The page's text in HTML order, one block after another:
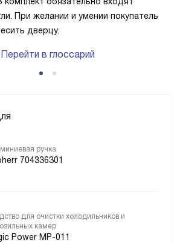
При желании и умении покупатель
дверцу.
Перейти в глоссарий
ручка
704336301
для очистки холодильников и
камер
Power MP-011